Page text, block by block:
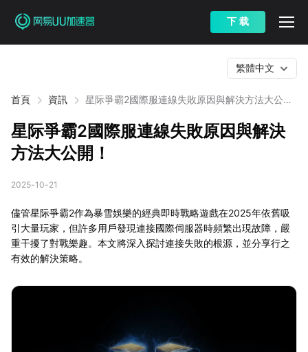
下 载
首頁 資訊
星际爭霸2國際服連線失敗原因與解決方法大公
繁體中文
星际爭霸2國際服連線失敗原因與解決
方法大公開！
2025-10-21
儘管星际爭霸2作為暴雪娛樂的經典即時戰略遊戲在2025年依舊吸
引大量玩家，但許多用戶發現連接國際伺服器時頻繁出現故障，嚴
重干擾了對戰樂趣。本文將深入探討連接失敗的根源，並分享行之
有效的解決策略。